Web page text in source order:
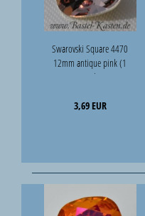
Swarovski Square 4470
12mm antique pink (1
Stück)
3,69 EUR